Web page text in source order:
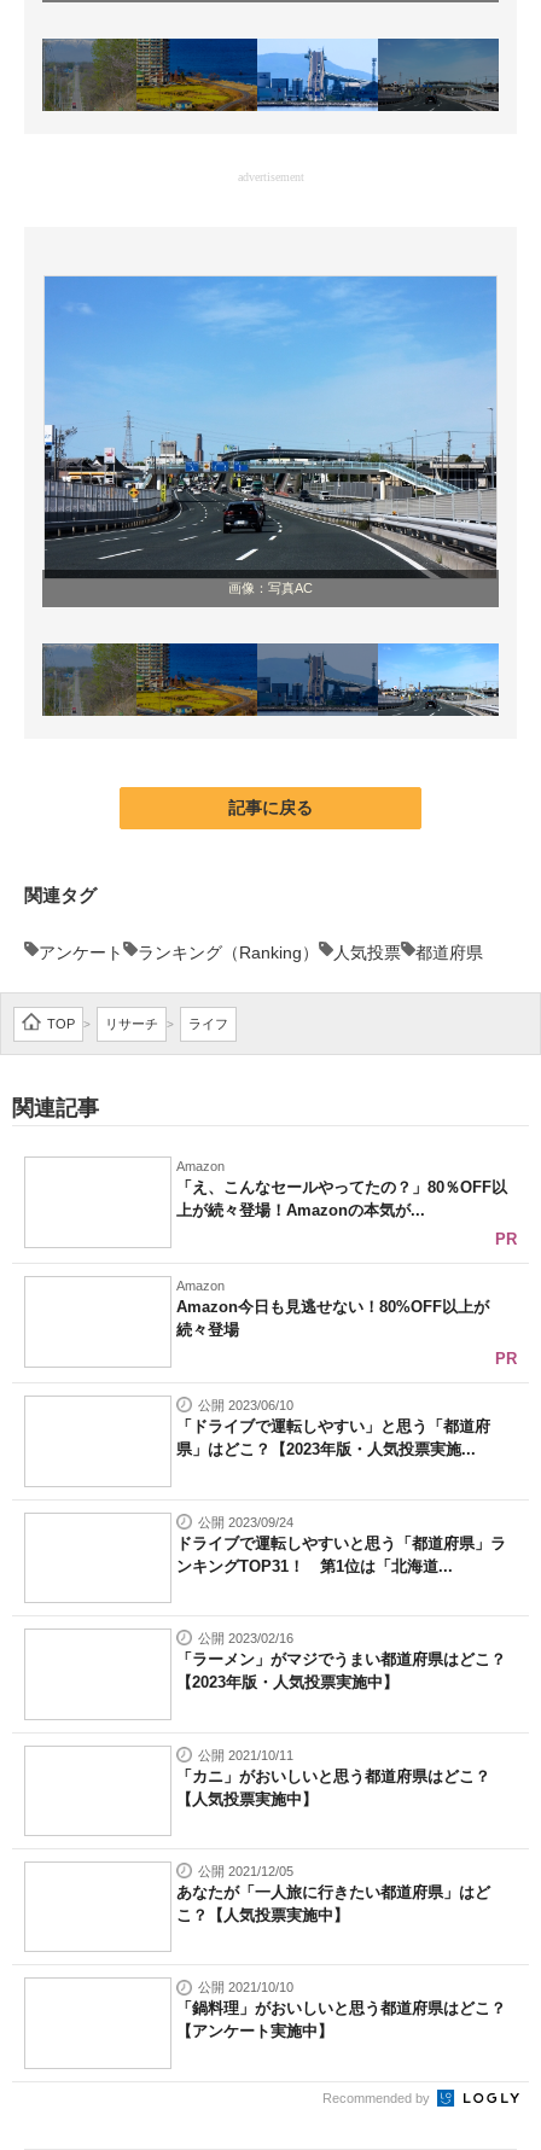
advertisement
画像：写真AC
記事に戻る
関連タグ
アンケート ランキング（Ranking） 人気投票 都道府県
TOP > リサーチ > ライフ
関連記事
Amazon
「え、こんなセールやってたの？」80％OFF以
上が続々登場！Amazonの本気が...
PR
Amazon
Amazon今日も見逃せない！80%OFF以上が
続々登場
PR
公開 2023/06/10
「ドライブで運転しやすい」と思う「都道府
県」はどこ？【2023年版・人気投票実施...
公開 2023/09/24
ドライブで運転しやすいと思う「都道府県」ラ
ンキングTOP31！ 第1位は「北海道...
公開 2023/02/16
「ラーメン」がマジでうまい都道府県はどこ？
【2023年版・人気投票実施中】
公開 2021/10/11
「カニ」がおいしいと思う都道府県はどこ？
【人気投票実施中】
公開 2021/12/05
あなたが「一人旅に行きたい都道府県」はど
こ？【人気投票実施中】
公開 2021/10/10
「鍋料理」がおいしいと思う都道府県はどこ？
【アンケート実施中】
Recommended by